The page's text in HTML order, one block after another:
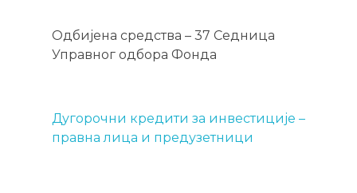
Одбијена средства – 37 Седница
Управног одбора Фонда
Дугорочни кредити за инвестиције –
правна лица и предузетници